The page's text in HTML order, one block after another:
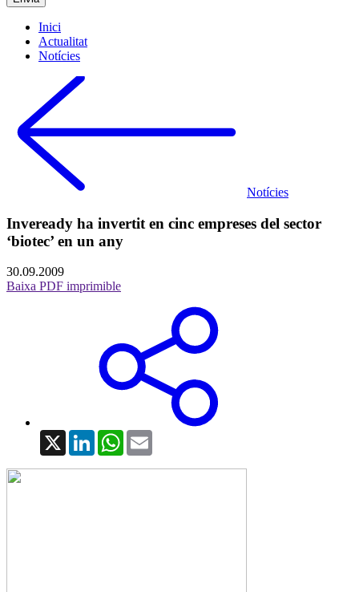
Inici
Actualitat
Notícies
Notícies
Inveready ha invertit en cinc empreses del sector
‘biotec’ en un any
30.09.2009
Baixa PDF imprimible
X LinkedInWhatsApp